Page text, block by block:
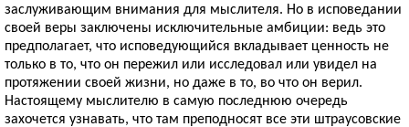
заслуживающим внимания для мыслителя. Но в исповедании
своей веры заключены исключительные амбиции: ведь это
предполагает, что исповедующийся вкладывает ценность не
только в то, что он пережил или исследовал или увидел на
протяжении своей жизни, но даже в то, во что он верил.
Настоящему мыслителю в самую последнюю очередь
захочется узнавать, что там преподносят все эти штраусовские